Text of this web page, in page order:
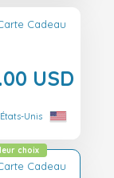
Cadeau
USD
Unis
Cadeau
choix